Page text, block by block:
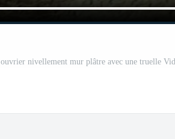
ouvrier nivellement mur plâtre avec une truelle